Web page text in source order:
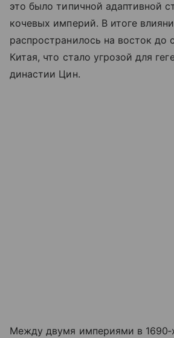
это было типичной адаптивной
кочевых империй. В итоге
распространилось на восток до
Китая, что стало угрозой для
династии Цин.
Между двумя империями в